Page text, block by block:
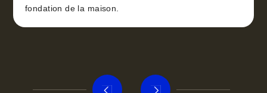
fondation de la maison.